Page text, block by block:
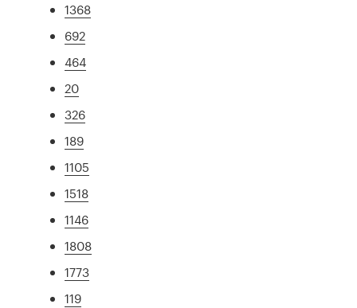
1368
692
464
20
326
189
1105
1518
1146
1808
1773
119